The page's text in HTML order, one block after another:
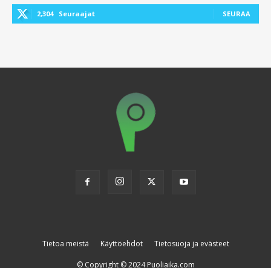
2,304 Seuraajat SEURAA
Tietoa meistä Käyttöehdot Tietosuoja ja evästeet
© Copyright © 2024 Puoliaika.com